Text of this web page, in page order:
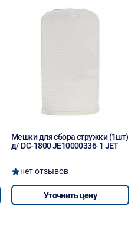
Мешки для сбора стружки (1шт)
д/ DC-1800 JE10000336-1 JET
нет отзывов
Уточнить цену